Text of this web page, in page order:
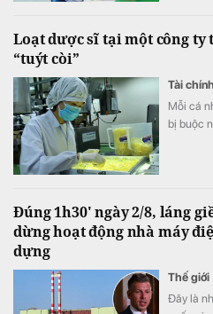
Loạt dược sĩ tại một công
“tuýt còi”
Tài chính
Mỗi cá
bị buộc
Đúng 1h30' ngày 2/8, láng
dừng hoạt động nhà máy
dựng
Thế giới
Đây là